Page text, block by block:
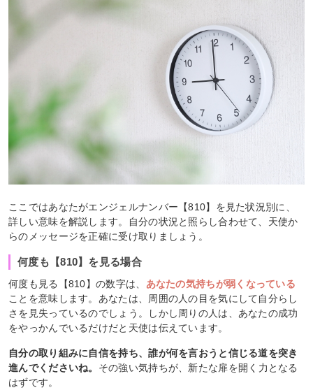
ここではあなたがエンジェルナンバー【810】を見た状況別に、
詳しい意味を解説します。自分の状況と照らし合わせて、天使か
らのメッセージを正確に受け取りましょう。
何度も【810】を見る場合
何度も見る【810】の数字は、 あなたの気持ちが弱くなっている
ことを意味します。あなたは、周囲の人の目を気にして自分らし
さを見失っているのでしょう。しかし周りの人は、あなたの成功
をやっかんでいるだけだと天使は伝えています。
自分の取り組みに自信を持ち、誰が何を言おうと信じる道を突き
進んでくださいね。 その強い気持ちが、新たな扉を開く力となる
はずです。